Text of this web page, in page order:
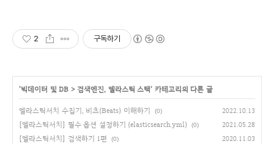
2 구독하기
'빅데이터 및 DB >검색엔진, 엘라스틱 스택' 카테고리의 다른 글
엘라스틱서치 수집기, 비츠(Beats) 이해하기 (0) 2022.10.13
[엘라스틱서치] 필수 옵션 설정하기 (elasticsearch.yml) (0) 2021.05.28
[엘라스틱서치] 검색하기 1편 (0) 2020.11.03